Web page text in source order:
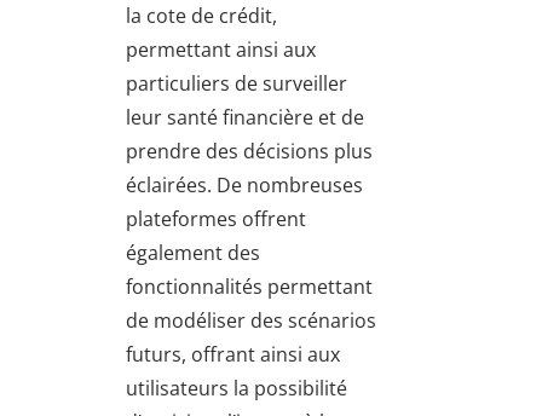
la cote de crédit,
permettant ainsi aux
particuliers de surveiller
leur santé financière et de
prendre des décisions plus
éclairées. De nombreuses
plateformes offrent
également des
fonctionnalités permettant
de modéliser des scénarios
futurs, offrant ainsi aux
utilisateurs la possibilité